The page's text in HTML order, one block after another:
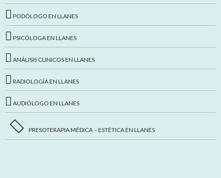
PODÓLOGO EN LLANES
PSICÓLOGA EN LLANES
ANÁLISIS CLINICOS EN LLANES
RADIOLOGÍA EN LLANES
AUDIÓLOGO EN LLANES
PRESOTERAPIA MÉDICA – ESTÉTICA EN LLANES